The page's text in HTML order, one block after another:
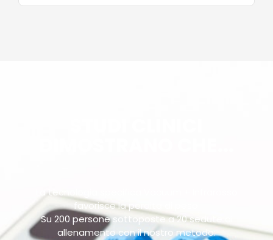
La tecnologia specifica Vacuum + Infrarosso
favorisce la perdita di peso.
Su 200 persone sottoposte a 20 sedute di
allenamento con il nostro metodo: